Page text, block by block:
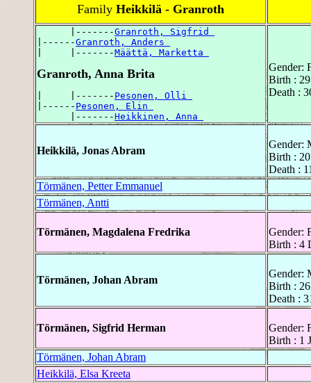
Family Heikkilä - Granroth
      |-------
Granroth, Sigfrid
|------Granroth, Anders
|     |-------Määttä, Marketta
Granroth, Anna Brita
|     |------- Pesonen, Olli
|------ Pesonen, Elin
      |-------
Heikkinen, Anna
Gender:
Birth :
Death :
Heikkilä, Jonas Abram
Gender:
Birth :
Death :
Törmänen, Petter Emmanuel
Törmänen, Antti
Törmänen, Magdalena Fredrika
Gender:
Birth : 4
Törmänen, Johan Abram
Gender:
Birth :
Death :
Törmänen, Sigfrid Herman
Gender:
Birth : 1
Törmänen, Johan Abram
Heikkilä, Elsa Kreeta